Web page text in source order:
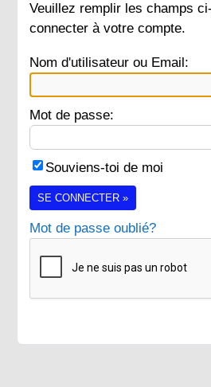
Veuillez remplir les champs
connecter à votre compte.
Nom d'utilisateur ou Email:
Mot de passe:
Souviens-toi de moi
SE CONNECTER »
Mot de passe oublié?